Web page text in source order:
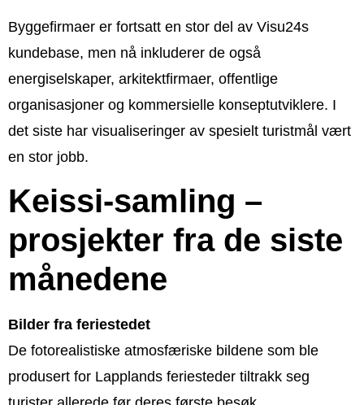
Byggefirmaer er fortsatt en stor del av Visu24s
kundebase, men nå inkluderer de også
energiselskaper, arkitektfirmaer, offentlige
organisasjoner og kommersielle konseptutviklere. I
det siste har visualiseringer av spesielt turistmål vært
en stor jobb.
Keissi-samling –
prosjekter fra de siste
månedene
Bilder fra feriestedet
De fotorealistiske atmosfæriske bildene som ble
produsert for Lapplands feriesteder tiltrakk seg